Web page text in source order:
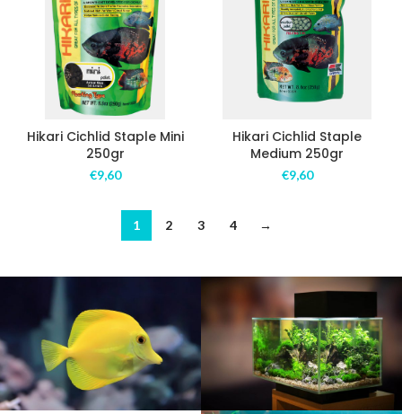
Hikari Cichlid Staple Mini
250gr
€9,60
Hikari Cichlid Staple
Medium 250gr
€9,60
1 2 3 4 →